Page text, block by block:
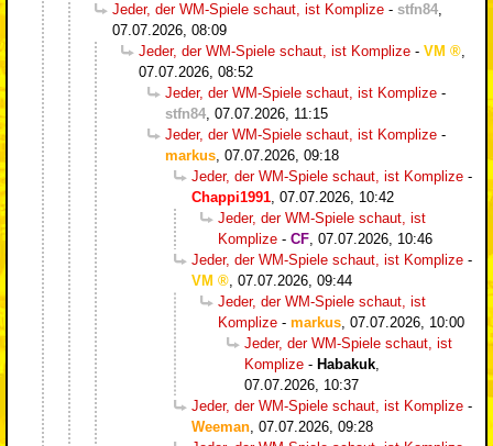
Jeder, der WM-Spiele schaut, ist Komplize - stfn84,
07.07.2026, 08:09
Jeder, der WM-Spiele schaut, ist Komplize - VM
,
07.07.2026, 08:52
Jeder, der WM-Spiele schaut, ist Komplize -
stfn84, 07.07.2026, 11:15
Jeder, der WM-Spiele schaut, ist Komplize -
markus, 07.07.2026, 09:18
Jeder, der WM-Spiele schaut, ist Komplize -
Chappi1991, 07.07.2026, 10:42
Jeder, der WM-Spiele schaut, ist
Komplize - CF, 07.07.2026, 10:46
Jeder, der WM-Spiele schaut, ist Komplize -
VM
, 07.07.2026, 09:44
Jeder, der WM-Spiele schaut, ist
Komplize - markus, 07.07.2026, 10:00
Jeder, der WM-Spiele schaut, ist
Komplize - Habakuk,
07.07.2026, 10:37
Jeder, der WM-Spiele schaut, ist Komplize -
Weeman, 07.07.2026, 09:28